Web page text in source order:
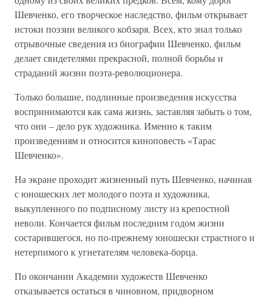
Шевченко, его творческое наследство, фильм открывает
истоки поэзии великого кобзаря. Всех, кто знал только
отрывочные сведения из биографии Шевченко, фильм
делает свидетелями прекрасной, полной борьбы и
страданий жизни поэта-революционера.
Только большие, подлинные произведения искусства
воспринимаются как сама жизнь, заставляя забыть о том,
что они – дело рук художника. Именно к таким
произведениям и относится киноповесть «Тарас
Шевченко».
На экране проходит жизненный путь Шевченко, начиная
с юношеских лет молодого поэта и художника,
выкупленного по подписному листу из крепостной
неволи. Кончается фильм последним годом жизни
состарившегося, но по-прежнему юношески страстного и
нетерпимого к угнетателям человека-борца.
По окончании Академии художеств Шевченко
отказывается остаться в чиновном, придворном